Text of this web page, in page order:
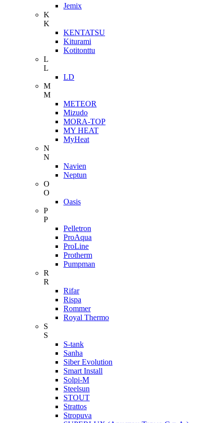
Jemix
K
K
KENTATSU
Kiturami
Kotitonttu
L
L
LD
M
M
METEOR
Mizudo
MORA-TOP
MY HEAT
MyHeat
N
N
Navien
Neptun
O
O
Oasis
P
P
Pelletron
ProAqua
ProLine
Protherm
Pumpman
R
R
Rifar
Rispa
Rommer
Royal Thermo
S
S
S-tank
Sanha
Siber Evolution
Smart Install
Solpi-M
Steelsun
STOUT
Strattos
Stropuva